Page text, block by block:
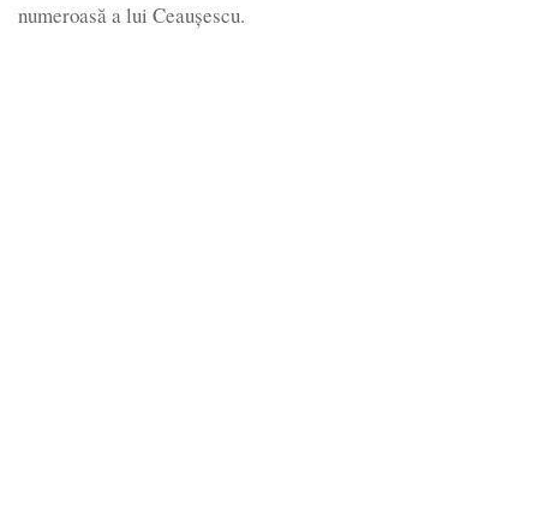
numeroasă a lui Ceaușescu.